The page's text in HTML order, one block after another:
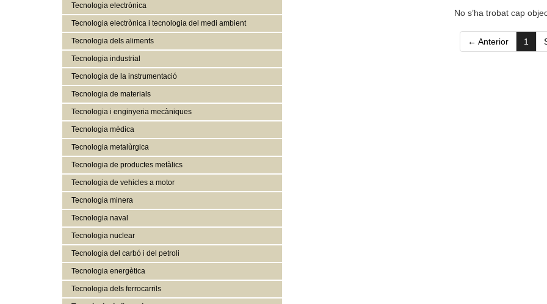
Tecnologia electrònica
Tecnologia electrònica i tecnologia del medi ambient
Tecnologia dels aliments
Tecnologia industrial
Tecnologia de la instrumentació
Tecnologia de materials
Tecnologia i enginyeria mecàniques
Tecnologia mèdica
Tecnologia metalùrgica
Tecnologia de productes metàlics
Tecnologia de vehicles a motor
Tecnologia minera
Tecnologia naval
Tecnologia nuclear
Tecnologia del carbó i del petroli
Tecnologia energètica
Tecnologia dels ferrocarrils
No s’ha trobat cap
← Anterior 1